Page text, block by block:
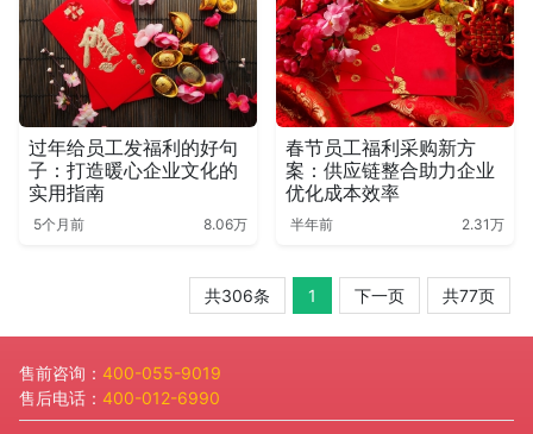
过年给员工发福利的好句
子：打造暖心企业文化的
实用指南
5个月前 8.06万
春节员工福利采购新方
案：供应链整合助力企业
优化成本效率
半年前 2.31万
共306条 1 下一页 共77页
售前咨询： 400-055-9019
售后电话： 400-012-6990